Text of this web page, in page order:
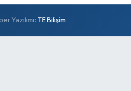
Yazılımı: TE Bilişim